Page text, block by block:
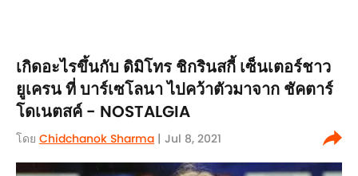
เกิดอะไรขึ้นกับ ดิมิโทร ชิกรินสกี้ เซ็นเตอร์ชาว
ยูเครน ที่ บาร์เซโลนา ไปคว้าตัวมาจาก ชัคตาร์
โดเนตสค์ - NOSTALGIA
โดย Chidchanok Sharma | Jul 8, 2021